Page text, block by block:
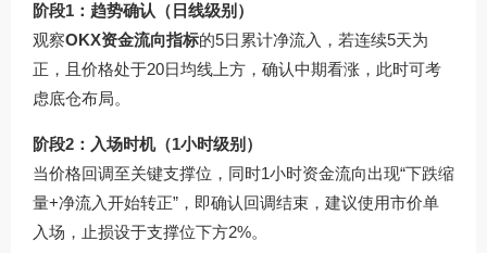
阶段1：趋势确认（日线级别）
观察OKX资金流向指标的5日累计净流入，若连续5天为
正，且价格处于20日均线上方，确认中期看涨，此时可考
虑底仓布局。
阶段2：入场时机（1小时级别）
当价格回调至关键支撑位，同时1小时资金流向出现“下跌缩
量+净流入开始转正”，即确认回调结束，建议使用市价单
入场，止损设于支撑位下方2%。